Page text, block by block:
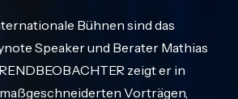
Bühnen sind das
Speaker und Berater Mathias
zeigt er in
Vorträgen,